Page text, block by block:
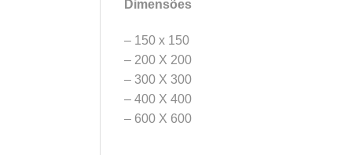
Dimensões
– 150 x 150
– 200 X 200
– 300 X 300
– 400 X 400
– 600 X 600